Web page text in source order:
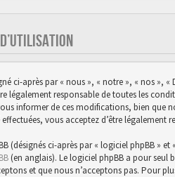
ci-après par « nous », « notre », « nos
légalement responsable de toutes les
informer de ces modifications, bien que
vous acceptez d’être légalement
(désignés ci-après par « logiciel phpBB »
(en anglais). Le logiciel phpBB a pour seul
et que nous n’acceptons pas. Pour